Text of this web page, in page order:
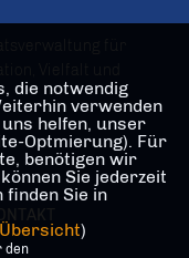
für
die notwendig
verwenden
helfen, unser
Optmierung). Für
benötigen wir
Sie jederzeit
Sie in
Übersicht)
den